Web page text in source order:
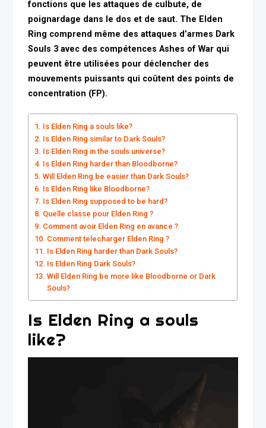
fonctions que les attaques de culbute, de
poignardage dans le dos et de saut. The Elden
Ring comprend même des attaques d’armes Dark
Souls 3 avec des compétences Ashes of War qui
peuvent être utilisées pour déclencher des
mouvements puissants qui coûtent des points de
concentration (FP).
Is Elden Ring a souls like?
Is Elden Ring similar to Dark Souls?
Is Elden Ring in the souls universe?
Is Elden Ring harder than Bloodborne?
Will Elden Ring be easier than Dark Souls?
Is Elden Ring like Bloodborne?
Is Elden Ring supposed to be hard?
Quelle classe pour Elden Ring ?
Comment avoir Elden Ring en avance ?
Comment telecharger Elden Ring ?
Is Elden Ring harder than Dark Souls?
Is Elden Ring Dark Souls?
Will Elden Ring be more like Bloodborne or Dark
Souls?
Is Elden Ring a souls
like?